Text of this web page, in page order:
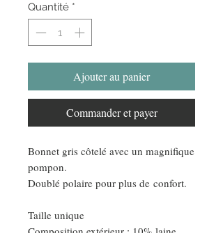
Quantité *
Ajouter au panier
Commander et payer
Bonnet gris côtelé avec un magnifique
pompon.
Doublé polaire pour plus de confort.
Taille unique